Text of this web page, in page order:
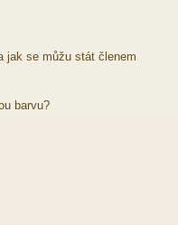
jak se můžu stát členem
barvu?